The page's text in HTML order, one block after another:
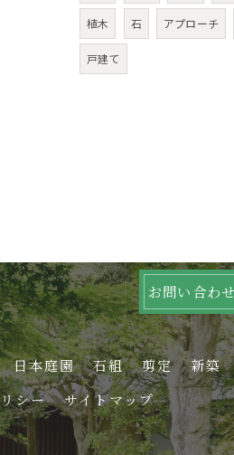
植木 石 アプローチ
戸建て
お問い合わ
日本庭園 石組 剪定 新築
シー サイトマップ